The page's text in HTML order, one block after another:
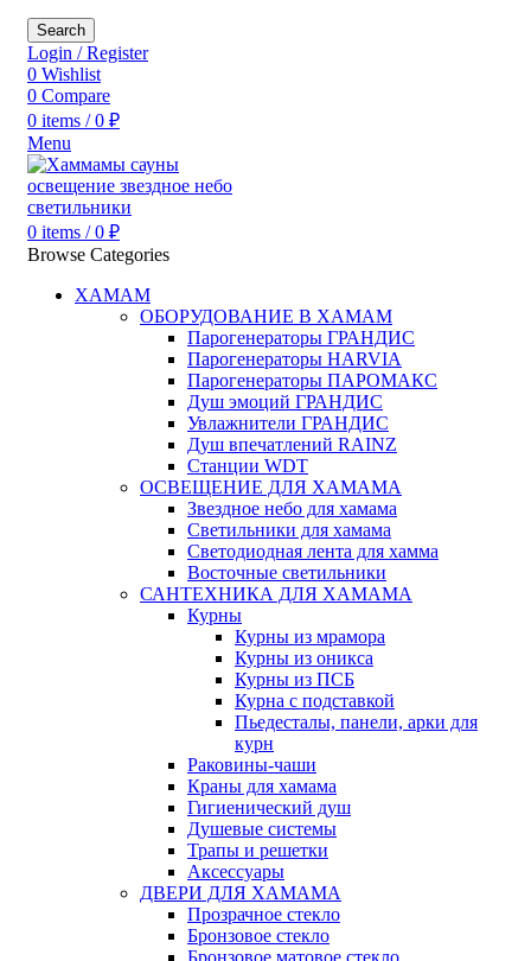
Search
Login / Register
0 Wishlist
0 Compare
0 items / 0 ₽
Menu
0 items / 0 ₽
Browse Categories
ХАМАМ
ОБОРУДОВАНИЕ В ХАМАМ
Парогенераторы ГРАНДИС
Парогенераторы HARVIA
Парогенераторы ПАРОМАКС
Душ эмоций ГРАНДИС
Увлажнители ГРАНДИС
Душ впечатлений RAINZ
Станции WDT
ОСВЕЩЕНИЕ ДЛЯ ХАМАМА
Звездное небо для хамама
Светильники для хамама
Светодиодная лента для хамма
Восточные светильники
САНТЕХНИКА ДЛЯ ХАМАМА
Курны
Курны из мрамора
Курны из оникса
Курны из ПСБ
Курна с подставкой
Пьедесталы, панели, арки для
курн
Раковины-чаши
Краны для хамама
Гигиенический душ
Душевые системы
Трапы и решетки
Аксессуары
ДВЕРИ ДЛЯ ХАМАМА
Прозрачное стекло
Бронзовое стекло